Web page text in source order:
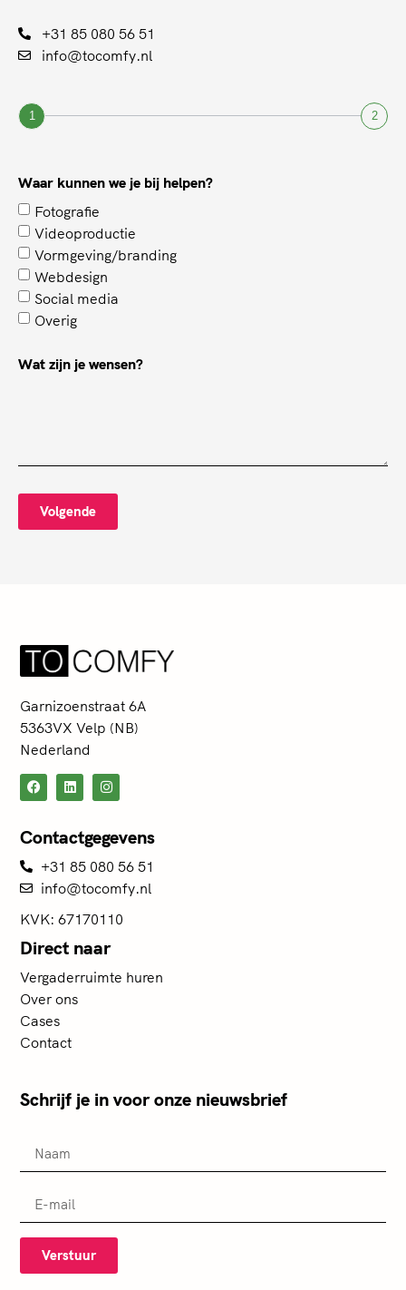
+31 85 080 56 51
info@tocomfy.nl
1 2
Waar kunnen we je bij helpen?
Fotografie
Videoproductie
Vormgeving/branding
Webdesign
Social media
Overig
Wat zijn je wensen?
Volgende
Garnizoenstraat 6A
5363VX Velp (NB)
Nederland
Contactgegevens
+31 85 080 56 51
info@tocomfy.nl
KVK: 67170110
Direct naar
Vergaderruimte huren
Over ons
Cases
Contact
Schrijf je in voor onze nieuwsbrief
Verstuur